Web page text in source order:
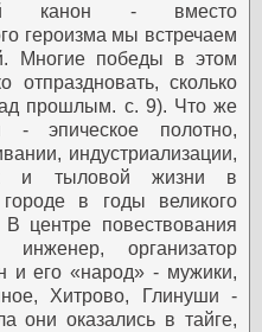
канон - вместо
героизма мы встречаем
Многие победы в этом
отпраздновать, сколько
прошлым. с. 9). Что же
эпическое полотно,
индустриализации,
и тыловой жизни в
в годы великого
В центре повествования
инженер, организатор
и его «народ» - мужики,
Хитрово, Глинуши -
они оказались в тайге,